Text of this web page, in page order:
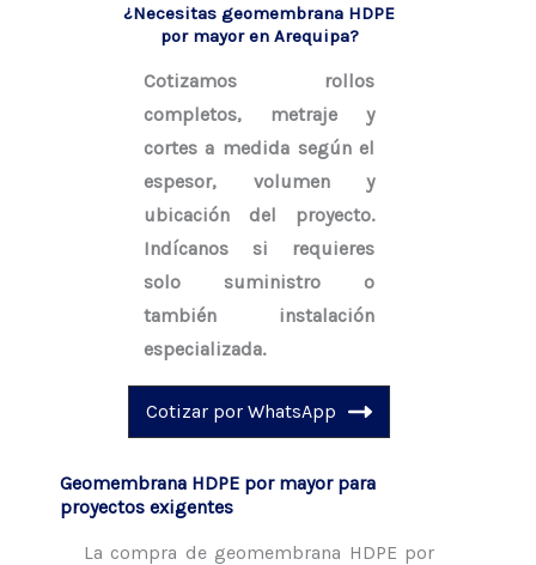
¿Necesitas geomembrana HDPE
por mayor en Arequipa?
Cotizamos rollos
completos, metraje y
cortes a medida según el
espesor, volumen y
ubicación del proyecto.
Indícanos si requieres
solo suministro o
también instalación
especializada.
Cotizar por WhatsApp
Geomembrana HDPE por mayor para
proyectos exigentes
La compra de geomembrana HDPE por